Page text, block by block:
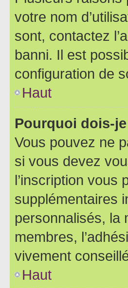
votre nom
sont, contactez
banni. Il est
configuration de
Haut
Pourquoi dois-
Vous pouvez ne
si vous devez
l’inscription vous
supplémentaires
personnalisés, la
membres,
vivement
Haut